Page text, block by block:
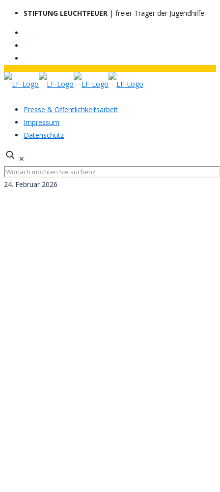
STIFTUNG LEUCHTFEUER | freier Träger der Jugendhilfe
Presse & Öffentlichkeitsarbeit
Impressum
Datenschutz
✕
24. Februar 2026